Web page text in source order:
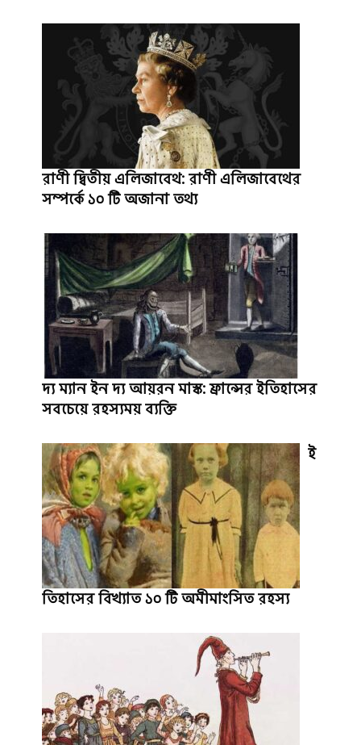
রাণী দ্বিতীয় এলিজাবেথ: রাণী এলিজাবেথের
সম্পর্কে ১০ টি অজানা তথ্য
দ্য ম্যান ইন দ্য আয়রন মাস্ক: ফ্রান্সের ইতিহাসের
সবচেয়ে রহস্যময় ব্যক্তি
ই
তিহাসের বিখ্যাত ১০ টি অমীমাংসিত রহস্য